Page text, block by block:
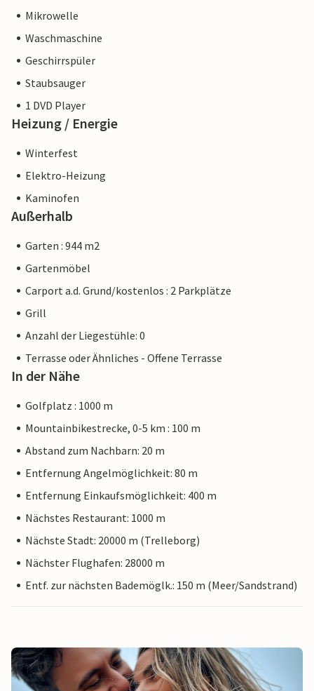
Mikrowelle
Waschmaschine
Geschirrspüler
Staubsauger
1 DVD Player
Heizung / Energie
Winterfest
Elektro-Heizung
Kaminofen
Außerhalb
Garten : 944 m2
Gartenmöbel
Carport a.d. Grund/kostenlos : 2 Parkplätze
Grill
Anzahl der Liegestühle: 0
Terrasse oder Ähnliches - Offene Terrasse
In der Nähe
Golfplatz : 1000 m
Mountainbikestrecke, 0-5 km : 100 m
Abstand zum Nachbarn: 20 m
Entfernung Angelmöglichkeit: 80 m
Entfernung Einkaufsmöglichkeit: 400 m
Nächstes Restaurant: 1000 m
Nächste Stadt: 20000 m (Trelleborg)
Nächster Flughafen: 28000 m
Entf. zur nächsten Bademöglk.: 150 m (Meer/Sandstrand)